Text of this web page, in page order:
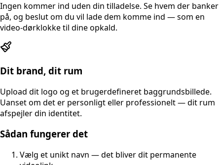
Ingen kommer ind uden din tilladelse. Se hvem der banker
på, og beslut om du vil lade dem komme ind — som en
video-dørklokke til dine opkald.
Dit brand, dit rum
Upload dit logo og et brugerdefineret baggrundsbillede.
Uanset om det er personligt eller professionelt — dit rum
afspejler din identitet.
Sådan fungerer det
Vælg et unikt navn — det bliver dit permanente